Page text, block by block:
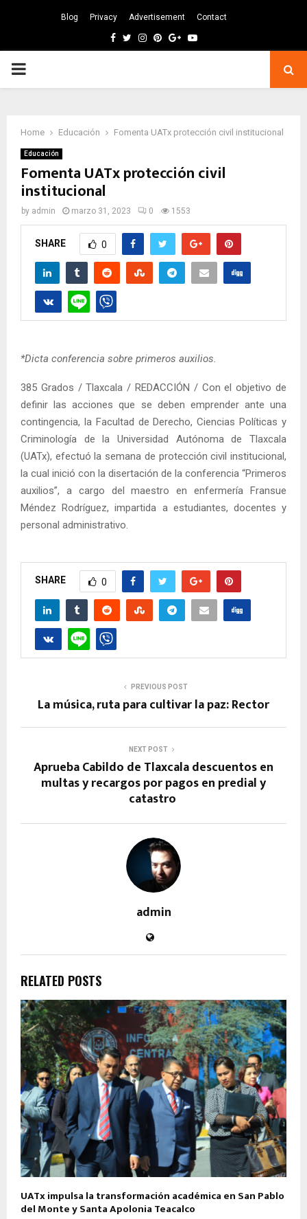
Blog Privacy Advertisement Contact
Facebook
TwitterInstagram
Pinterest
GoogleYoutube
PRIMARY
Home Educación Fomenta UATx protección civil institucional
Educación
Fomenta UATx protección civil
institucional
by admin marzo 31, 2023 0 1553
SHARE 0
*Dicta conferencia sobre primeros auxilios.
385 Grados / Tlaxcala / REDACCIÓN / Con el objetivo de
definir las acciones que se deben emprender ante una
contingencia, la Facultad de Derecho, Ciencias Políticas y
Criminología de la Universidad Autónoma de Tlaxcala
(UATx), efectuó la semana de protección civil institucional,
la cual inició con la disertación de la conferencia “Primeros
auxilios”, a cargo del maestro en enfermería Fransue
Méndez Rodríguez, impartida a estudiantes, docentes y
personal administrativo.
SHARE 0
PREVIOUS POST
La música, ruta para cultivar la paz: Rector
NEXT POST
Aprueba Cabildo de Tlaxcala descuentos en
multas y recargos por pagos en predial y
catastro
admin
RELATED POSTS
UATx impulsa la transformación académica en San Pablo
del Monte y Santa Apolonia Teacalco